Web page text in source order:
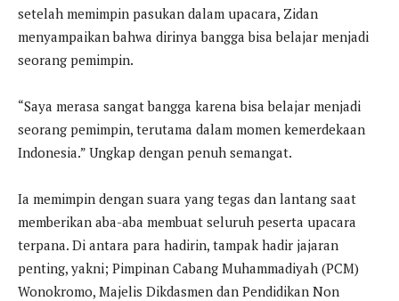
setelah memimpin pasukan dalam upacara, Zidan
menyampaikan bahwa dirinya bangga bisa belajar menjadi
seorang pemimpin.
“Saya merasa sangat bangga karena bisa belajar menjadi
seorang pemimpin, terutama dalam momen kemerdekaan
Indonesia.” Ungkap dengan penuh semangat.
Ia memimpin dengan suara yang tegas dan lantang saat
memberikan aba-aba membuat seluruh peserta upacara
terpana. Di antara para hadirin, tampak hadir jajaran
penting, yakni; Pimpinan Cabang Muhammadiyah (PCM)
Wonokromo, Majelis Dikdasmen dan Pendidikan Non